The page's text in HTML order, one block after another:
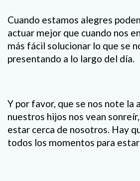
Cuando estamos alegres
actuar mejor que cuando nos
más fácil solucionar lo que se
presentando a lo largo del día.
Y por favor, que se nos note la
nuestros hijos nos vean
estar cerca de nosotros. Hay
todos los momentos para